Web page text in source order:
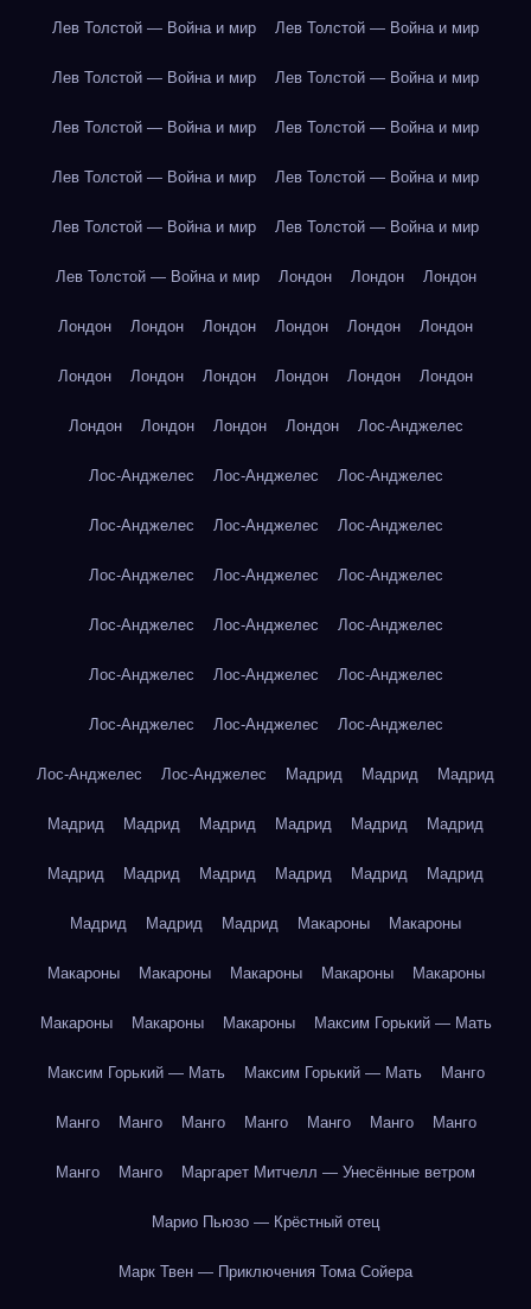
Лев Толстой — Война и мир Лев Толстой — Война и мир
Лев Толстой — Война и мир Лев Толстой — Война и мир
Лев Толстой — Война и мир Лев Толстой — Война и мир
Лев Толстой — Война и мир Лев Толстой — Война и мир
Лев Толстой — Война и мир Лев Толстой — Война и мир
Лев Толстой — Война и мир Лондон Лондон Лондон
Лондон Лондон Лондон Лондон Лондон Лондон
Лондон Лондон Лондон Лондон Лондон Лондон
Лондон Лондон Лондон Лондон Лос-Анджелес
Лос-Анджелес Лос-Анджелес Лос-Анджелес
Лос-Анджелес Лос-Анджелес Лос-Анджелес
Лос-Анджелес Лос-Анджелес Лос-Анджелес
Лос-Анджелес Лос-Анджелес Лос-Анджелес
Лос-Анджелес Лос-Анджелес Лос-Анджелес
Лос-Анджелес Лос-Анджелес Лос-Анджелес
Лос-Анджелес Лос-Анджелес Мадрид Мадрид Мадрид
Мадрид Мадрид Мадрид Мадрид Мадрид Мадрид
Мадрид Мадрид Мадрид Мадрид Мадрид Мадрид
Мадрид Мадрид Мадрид Макароны Макароны
Макароны Макароны Макароны Макароны Макароны
Макароны Макароны Макароны Максим Горький — Мать
Максим Горький — Мать Максим Горький — Мать Манго
Манго Манго Манго Манго Манго Манго Манго
Манго Манго Маргарет Митчелл — Унесённые ветром
Марио Пьюзо — Крёстный отец
Марк Твен — Приключения Тома Сойера